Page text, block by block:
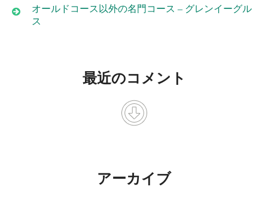
オールドコース以外の名門コース – グレンイーグル
ス
最近のコメント
アーカイブ